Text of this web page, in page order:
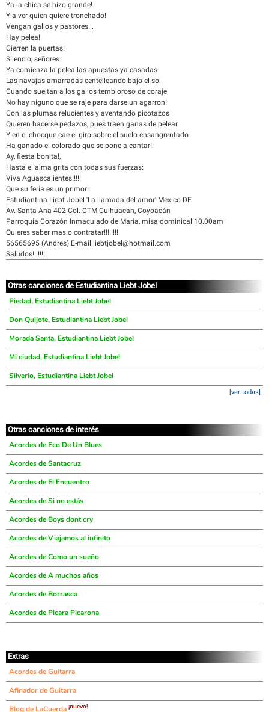
Ya la chica se hizo grande!
Y a ver quien quiere tronchado!
Vengan gallos y pastores...
Hay pelea!
Cierren la puertas!
Silencio, señores
Ya comienza la pelea las apuestas ya casadas
Las navajas amarradas centelleando bajo el sol
Cuando sueltan a los gallos tembloroso de coraje
No hay niguno que se raje para darse un agarron!
Con las plumas relucientes y aventando picotazos
Quieren hacerse pedazos, pues traen ganas de pelear
Y en el chocque cae el giro sobre el suelo ensangrentado
Ha ganado el colorado que se pone a cantar!
Ay, fiesta bonita!,
Hasta el alma grita con todas sus fuerzas:
Viva Aguascalientes!!!!!
Que su feria es un primor!
Estudiantina Liebt Jobel 'La llamada del amor' México DF.
Av. Santa Ana 402 Col. CTM Culhuacan, Coyoacán
Parroquia Corazón Inmaculado de María, misa dominical 10.00am
Quieres saber mas o contratar!!!!!!!!
56565695 (Andres) E-mail liebtjobel@hotmail.com
Saludos!!!!!!!!
Otras canciones de Estudiantina Liebt Jobel
Piedad, Estudiantina Liebt Jobel
Don Quijote, Estudiantina Liebt Jobel
Morada Santa, Estudiantina Liebt Jobel
Mi ciudad, Estudiantina Liebt Jobel
Silverio, Estudiantina Liebt Jobel
[ver todas]
Otras canciones de interés
Acordes de Eco De Un Blues
Acordes de Santacruz
Acordes de El Encuentro
Acordes de Si no estás
Acordes de Boys dont cry
Acordes de Viajamos al infinito
Acordes de Como un sueño
Acordes de A muchos años
Acordes de Borrasca
Acordes de Picara Picarona
Extras
Acordes de Guitarra
Afinador de Guitarra
Blog de LaCuerda ¡nuevo!